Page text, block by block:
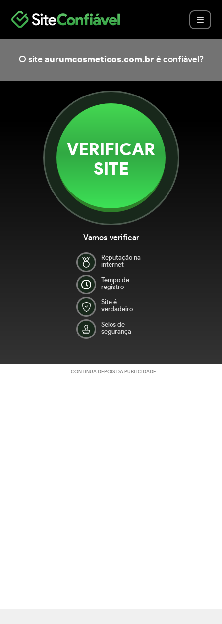
O site aurumcosmeticos.com.bré confiável?
VERIFICAR
SITE
Vamos verificar
Reputação na
internet
Tempo de
registro
Site é
verdadeiro
Selos de
segurança
CONTINUA DEPOIS DA PUBLICIDADE